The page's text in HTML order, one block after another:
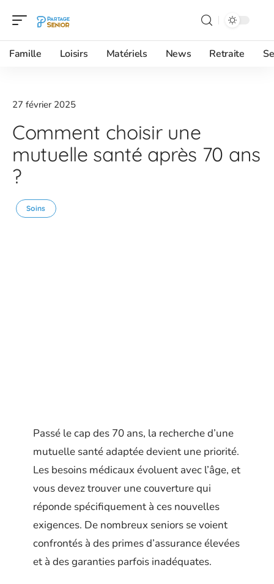
Famille Loisirs Matériels News Retraite
27 février 2025
Comment choisir une
mutuelle santé après 70 ans
?
Soins
Passé le cap des 70 ans, la recherche d’une
mutuelle santé adaptée devient une priorité.
Les besoins médicaux évoluent avec l’âge, et
vous devez trouver une couverture qui
réponde spécifiquement à ces nouvelles
exigences. De nombreux seniors se voient
confrontés à des primes d’assurance élevées
et à des garanties parfois inadéquates.